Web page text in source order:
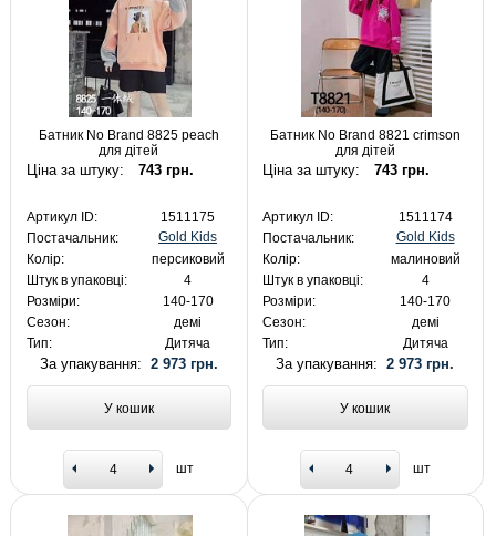
Батник No Brand 8825 peach
для дітей
Ціна за штуку: 743 грн.
Артикул ID:
1511175
Постачальник:
Gold Kids
Колір:
персиковий
Штук в упаковці:
4
Розміри:
140-170
Сезон:
демі
Тип:
Дитяча
За упакування: 2 973 грн.
У кошик
шт
Батник No Brand 8821 crimson
для дітей
Ціна за штуку: 743 грн.
Артикул ID:
1511174
Постачальник:
Gold Kids
Колір:
малиновий
Штук в упаковці:
4
Розміри:
140-170
Сезон:
демі
Тип:
Дитяча
За упакування:2 973 грн.
У кошик
шт